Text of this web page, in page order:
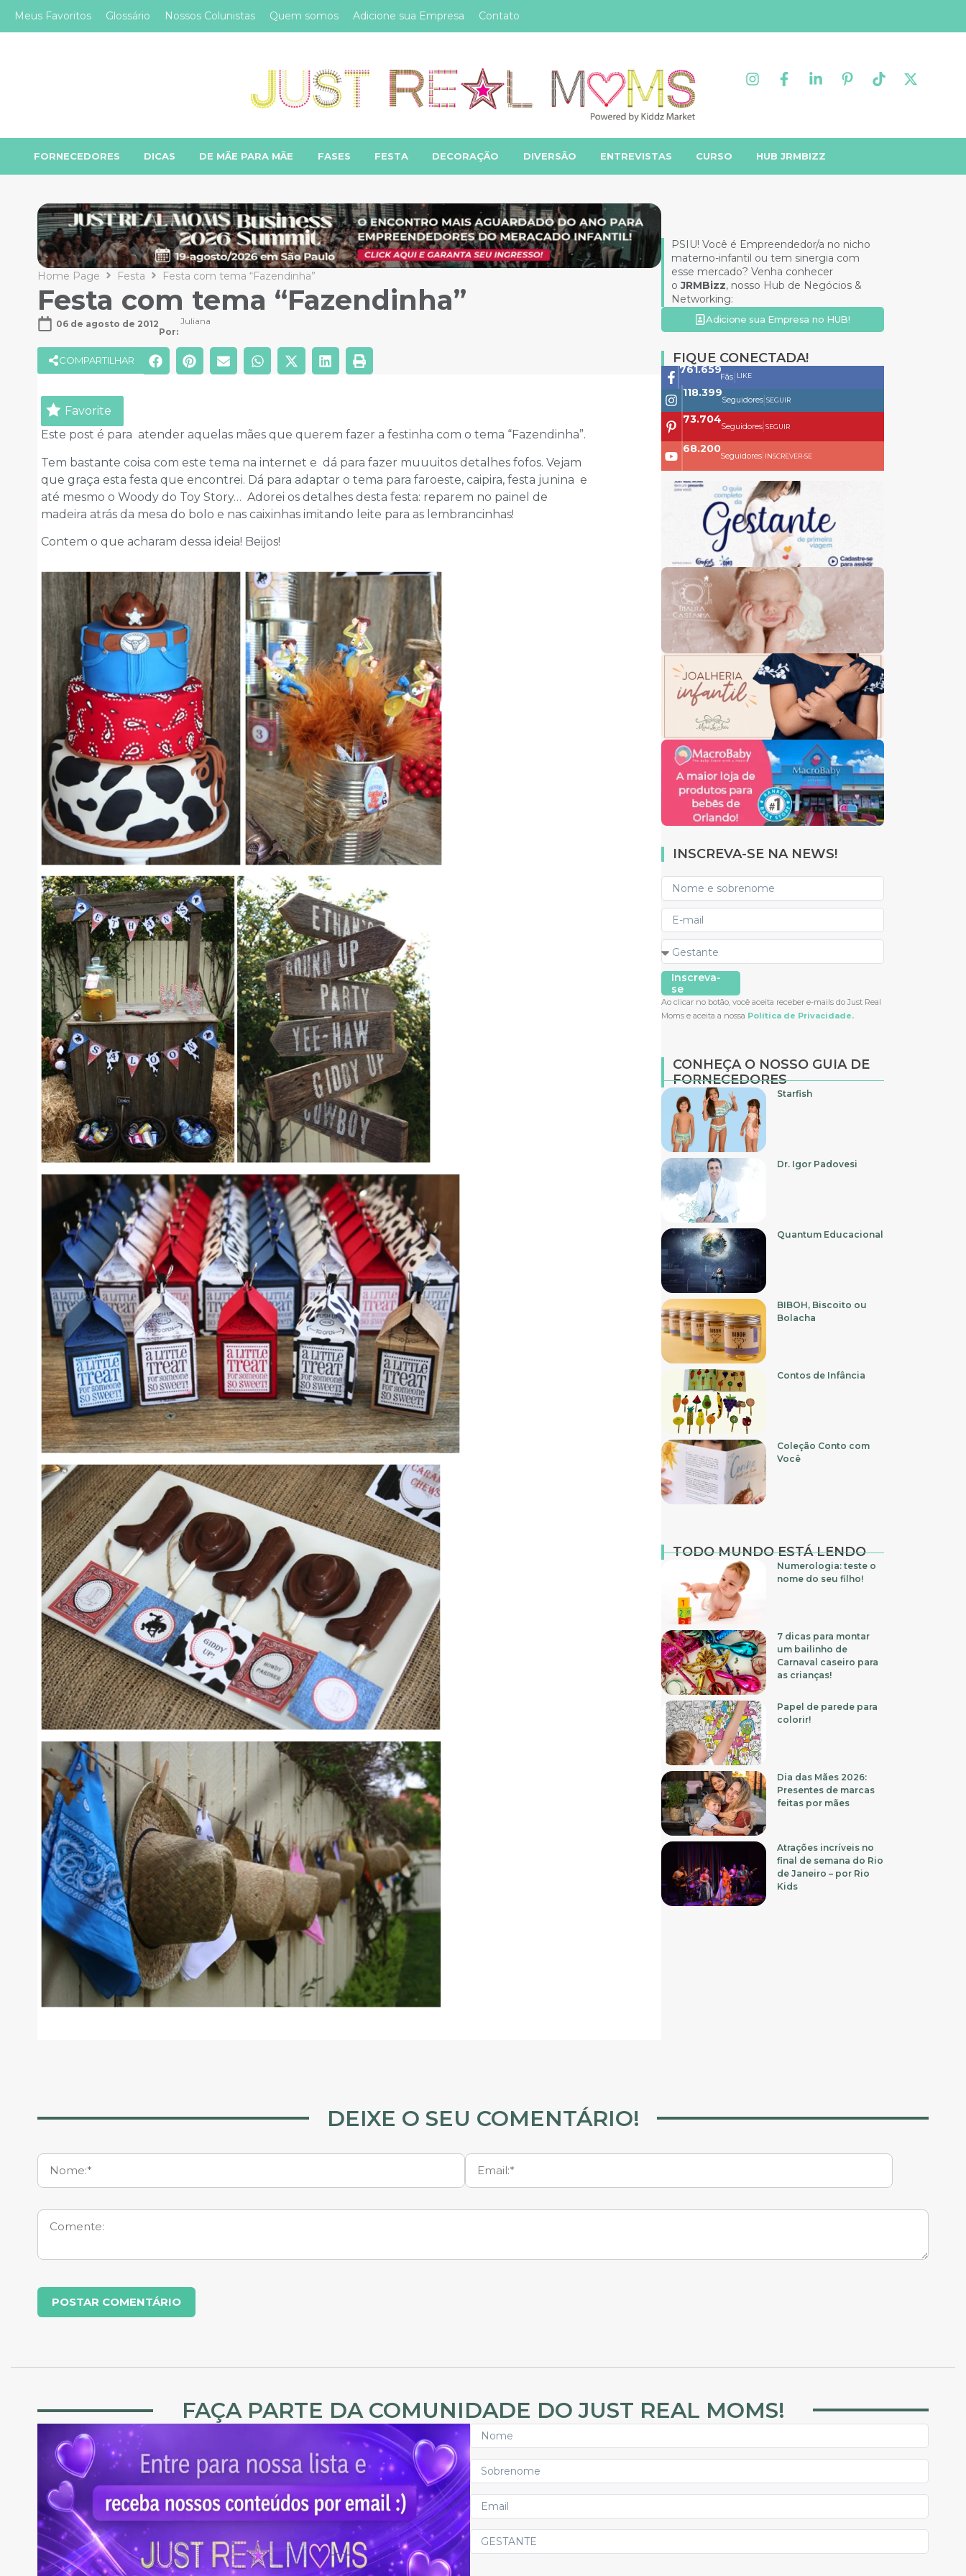
Meus Favoritos Glossário Nossos Colunistas Quem somos Adicione sua Empresa Contato
FORNECEDORES DICAS DE MÃE PARA MÃE FASES FESTA DECORAÇÃO DIVERSÃO ENTREVISTAS CURSO HUB JRMBIZZ
Home Page Festa Festa com tema “Fazendinha”
Festa com tema “Fazendinha”
06 de agosto de 2012
Por:
Juliana
COMPARTILHAR
Favorite
Este post é para atender aquelas mães que querem fazer a festinha com o tema “Fazendinha”.
Tem bastante coisa com este tema na internet e dá para fazer muuuitos detalhes fofos. Vejam
que graça esta festa que encontrei. Dá para adaptar o tema para faroeste, caipira, festa junina e
até mesmo o Woody do Toy Story… Adorei os detalhes desta festa: reparem no painel de
madeira atrás da mesa do bolo e nas caixinhas imitando leite para as lembrancinhas!
Contem o que acharam dessa ideia! Beijos!
PSIU! Você é Empreendedor/a no nicho
materno-infantil ou tem sinergia com
esse mercado? Venha conhecer
oJRMBizz, nosso Hub de Negócios &
Networking:
Adicione sua Empresa no HUB!
FIQUE CONECTADA!
761.659
Fãs LIKE
118.399
Seguidores| SEGUIR
73.704
Seguidores| SEGUIR
68.200
Seguidores| INSCREVER-SE
INSCREVA-SE NA NEWS!
Inscreva-
se
Ao clicar no botão, você aceita receber e-mails do Just Real
Moms e aceita a nossa Política de Privacidade.
CONHEÇA O NOSSO GUIA DE
FORNECEDORES
Starfish
Dr. Igor Padovesi
Quantum Educacional
BIBOH, Biscoito ou
Bolacha
Contos de Infância
Coleção Conto com
Você
TODO MUNDO ESTÁ LENDO
Numerologia: teste o
nome do seu filho!
7 dicas para montar
um bailinho de
Carnaval caseiro para
as crianças!
Papel de parede para
colorir!
Dia das Mães 2026:
Presentes de marcas
feitas por mães
Atrações incríveis no
final de semana do Rio
de Janeiro – por Rio
Kids
DEIXE O SEU COMENTÁRIO!
FAÇA PARTE DA COMUNIDADE DO JUST REAL MOMS!